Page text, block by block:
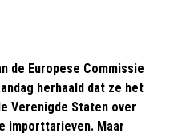
de Europese Commissie
herhaald dat ze het
Verenigde Staten over
importtarieven. Maar